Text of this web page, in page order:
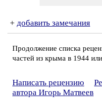
+ добавить замечания
Продолжение списка
частей из крыма в 1944
Написать рецензию
автора Игорь Матвеев